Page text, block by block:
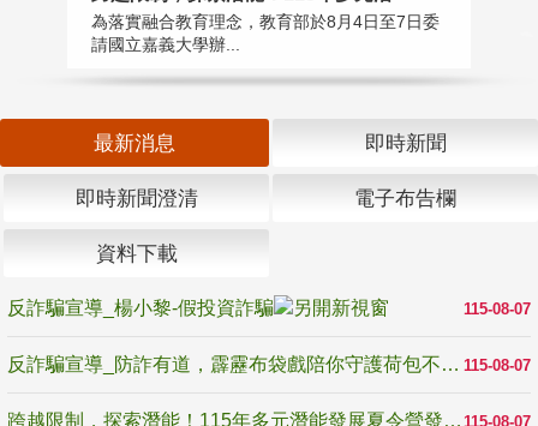
為落實融合教育理念，教育部於8月4日至7日委
請國立嘉義大學辦...
最新消息 即時新聞
即時新聞澄清 電子布告欄
資料下載
115-08-07
反詐騙宣導_楊小黎-假投資詐騙
115-08-07
反詐騙宣導_防詐有道，霹靂布袋戲陪你守護荷包不受騙
115-08-07
跨越限制，探索潛能！115年多元潛能發展夏令營發掘生命無限可能